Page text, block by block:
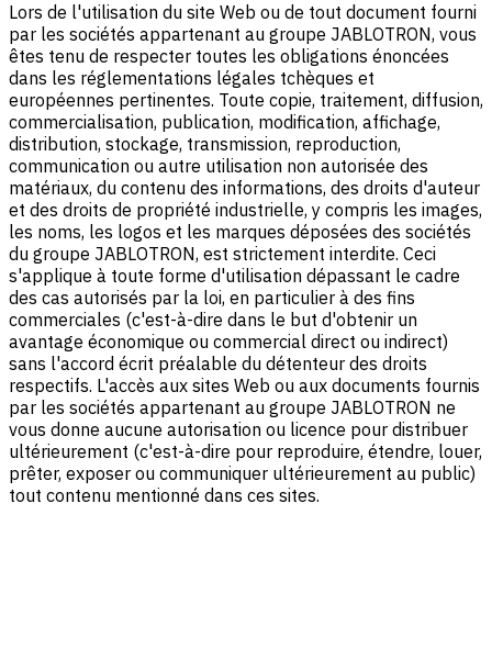
Lors de l'utilisation du site Web ou de tout document fourni
par les sociétés appartenant au groupe JABLOTRON, vous
êtes tenu de respecter toutes les obligations énoncées
dans les réglementations légales tchèques et
européennes pertinentes. Toute copie, traitement, diffusion,
commercialisation, publication, modification, affichage,
distribution, stockage, transmission, reproduction,
communication ou autre utilisation non autorisée des
matériaux, du contenu des informations, des droits d'auteur
et des droits de propriété industrielle, y compris les images,
les noms, les logos et les marques déposées des sociétés
du groupe JABLOTRON, est strictement interdite. Ceci
s'applique à toute forme d'utilisation dépassant le cadre
des cas autorisés par la loi, en particulier à des fins
commerciales (c'est-à-dire dans le but d'obtenir un
avantage économique ou commercial direct ou indirect)
sans l'accord écrit préalable du détenteur des droits
respectifs. L'accès aux sites Web ou aux documents fournis
par les sociétés appartenant au groupe JABLOTRON ne
vous donne aucune autorisation ou licence pour distribuer
ultérieurement (c'est-à-dire pour reproduire, étendre, louer,
prêter, exposer ou communiquer ultérieurement au public)
tout contenu mentionné dans ces sites.